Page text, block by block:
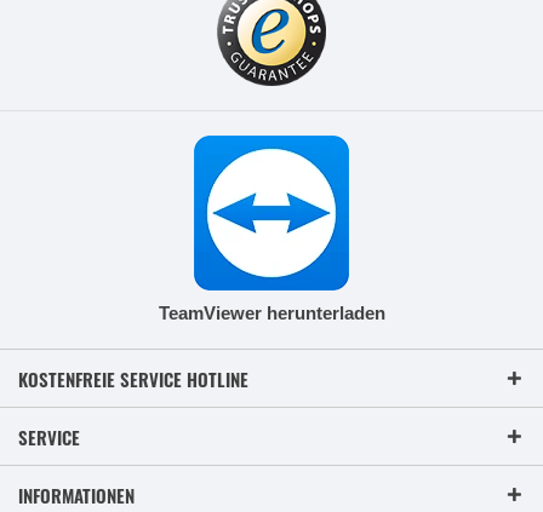
TeamViewer herunterladen
KOSTENFREIE SERVICE HOTLINE
SERVICE
INFORMATIONEN